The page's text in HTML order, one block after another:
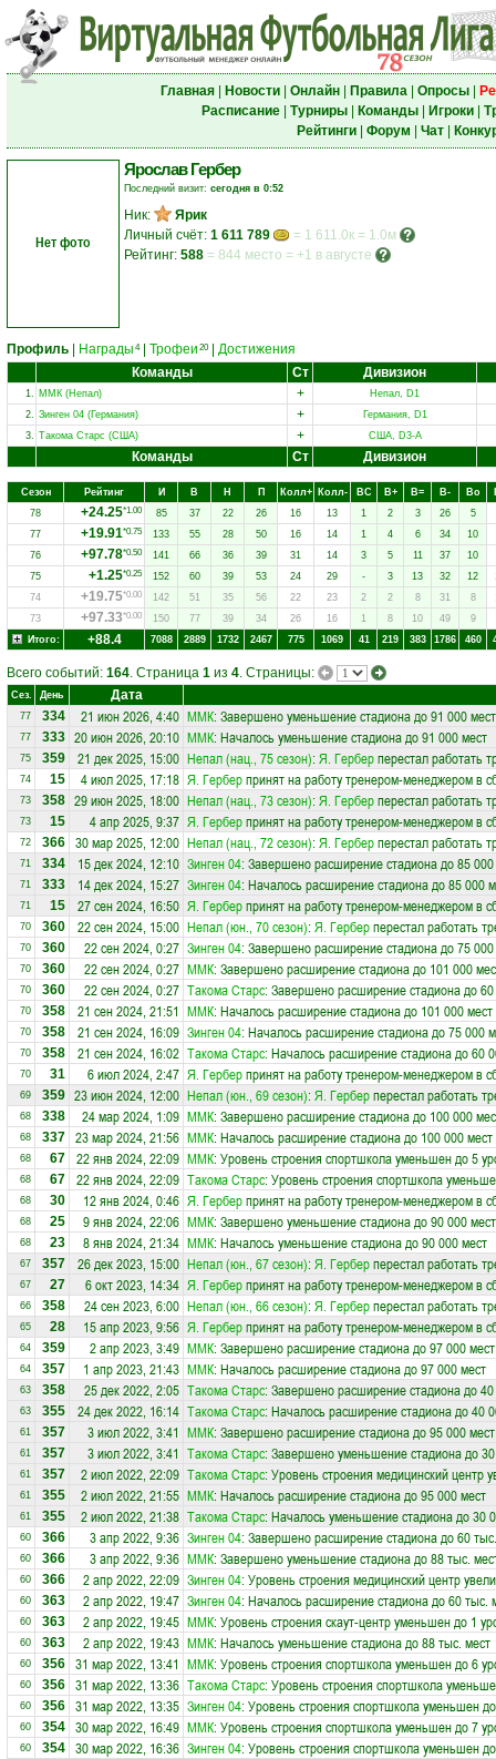
Главная| Новости| Онлайн| Правила| Опросы|
Расписание| Турниры| Команды| Игроки|
Рейтинги| Форум Чат|
Нет фото
Ярослав Гербер
Последний визит: сегодня в 0:52
Ник:
Ярик
Личный счёт: 1 611 789
= 1 611.0к = 1.0м
Рейтинг: 588 = 844 место = +1 в августе
Профиль Награды 4| Трофеи 20| Достижения
Команды
Ст Дивизион
1. ММК (Непал) +
Непал, D1
2. Зинген 04 (Германия) +
Германия, D1
3. Такома Старс (США) + США, D3-A
Команды Ст Дивизион
Сезон Рейтинг И В Н П Колл+ Колл- ВC В+ В= В- Вo
78
+24.25*1.00 85 37 22 26 16 13 1 2 3 26
5
77
+19.91*0.75 133 55 28 50 16 14 1 4 6 34
10
76
+97.78*0.50 141 66 36 39 31 14 3 5 11 37
10
75
+1.25*0.25 152 60 39 53 24 29 - 3 13 32 12
74
+19.75*0.00 142 51 35 56 22 23 2 2 8 31 8
73
+97.33*0.00 150 77 39 34 26 16 1 8 10 49
9
Итого:
+88.4 7088 2889 1732 2467 775 1069 41 219 383 1786 460
Всего событий: 164. Страница 1 из 4. Страницы:
Сез. День Дата
77 334 21 июн 2026, 4:40 ММК: Завершено уменьшение стадиона до 91 000 мест
77 333 20 июн 2026, 20:10 ММК: Началось уменьшение стадиона до 91 000 мест
75 359 21 дек 2025, 15:00 Непал (нац., 75 сезон): Я. Герберперестал работать
74 15 4 июл 2025, 17:18 Я. Герберпринят на работу тренером-менеджером в
73 358 29 июн 2025, 18:00 Непал (нац., 73 сезон): Я. Герберперестал работать
73 15 4 апр 2025, 9:37 Я. Герберпринят на работу тренером-менеджером в
72 366 30 мар 2025, 12:00 Непал (нац., 72 сезон): Я. Герберперестал работать
71 334 15 дек 2024, 12:10 Зинген 04: Завершено расширение стадиона до 85
71 333 14 дек 2024, 15:27 Зинген 04: Началось расширение стадиона до 85 000
71 15 27 сен 2024, 16:50 Я. Герберпринят на работу тренером-менеджером в
70 360 22 сен 2024, 15:00 Непал (юн., 70 сезон): Я. Герберперестал работать
70 360 22 сен 2024, 0:27 Зинген 04: Завершено расширение стадиона до 75
70 360 22 сен 2024, 0:27 ММК: Завершено расширение стадиона до 101 000
70 360 22 сен 2024, 0:27 Такома Старс: Завершено расширение стадиона до
70 358 21 сен 2024, 21:51 ММК: Началось расширение стадиона до 101 000 мест
70 358 21 сен 2024, 16:09 Зинген 04: Началось расширение стадиона до 75 000
70 358 21 сен 2024, 16:02 Такома Старс: Началось расширение стадиона до 60
70 31 6 июл 2024, 2:47 Я. Герберпринят на работу тренером-менеджером в
69 359 23 июн 2024, 12:00 Непал (юн., 69 сезон): Я. Герберперестал работать
68 338 24 мар 2024, 1:09 ММК: Завершено расширение стадиона до 100 000
68 337 23 мар 2024, 21:56 ММК: Началось расширение стадиона до 100 000 мест
68 67 22 янв 2024, 22:09 ММК: Уровень строения спортшкола уменьшен до 5
68 67 22 янв 2024, 22:09 Такома Старс: Уровень строения спортшкола
68 30 12 янв 2024, 0:46 Я. Герберпринят на работу тренером-менеджером в
68 25 9 янв 2024, 22:06 ММК: Завершено уменьшение стадиона до 90 000 мест
68 23 8 янв 2024, 21:34 ММК: Началось уменьшение стадиона до 90 000 мест
67 357 26 дек 2023, 15:00 Непал (юн., 67 сезон): Я. Герберперестал работать
67 27 6 окт 2023, 14:34 Я. Герберпринят на работу тренером-менеджером в
66 358 24 сен 2023, 6:00 Непал (юн., 66 сезон): Я. Герберперестал работать
65 28 15 апр 2023, 9:56 Я. Герберпринят на работу тренером-менеджером в
64 359 2 апр 2023, 3:49 ММК: Завершено расширение стадиона до 97 000 мест
64 357 1 апр 2023, 21:43 ММК: Началось расширение стадиона до 97 000 мест
63 358 25 дек 2022, 2:05 Такома Старс: Завершено расширение стадиона до
63 355 24 дек 2022, 16:14 Такома Старс: Началось расширение стадиона до 40
61 357 3 июл 2022, 3:41 ММК: Завершено расширение стадиона до 95 000 мест
61 357 3 июл 2022, 3:41 Такома Старс: Завершено уменьшение стадиона до
61 357 2 июл 2022, 22:09 Такома Старс: Уровень строения медицинский центр
61 355 2 июл 2022, 21:55 ММК: Началось расширение стадиона до 95 000 мест
61 355 2 июл 2022, 21:38 Такома Старс: Началось уменьшение стадиона до 30
60 366 3 апр 2022, 9:36 Зинген 04: Завершено расширение стадиона до 60
60 366 3 апр 2022, 9:36 ММК: Завершено уменьшение стадиона до 88 тыс.
60 366 2 апр 2022, 22:09 Зинген 04: Уровень строения медицинский центр
60 363 2 апр 2022, 19:47 Зинген 04: Началось расширение стадиона до 60 тыс.
60 363 2 апр 2022, 19:45 ММК: Уровень строения скаут-центр уменьшен до 1
60 363 2 апр 2022, 19:43 ММК: Началось уменьшение стадиона до 88 тыс. мест
60 356 31 мар 2022, 13:41 ММК: Уровень строения спортшкола уменьшен до 6
60 356 31 мар 2022, 13:36 Такома Старс: Уровень строения спортшкола
60 356 31 мар 2022, 13:35 Зинген 04: Уровень строения спортшкола уменьшен
60 354 30 мар 2022, 16:49 ММК: Уровень строения спортшкола уменьшен до 7
60 354 30 мар 2022, 16:36 Зинген 04: Уровень строения спортшкола уменьшен